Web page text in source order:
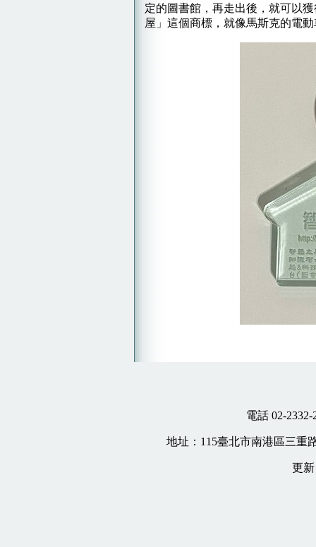
定的圖書館，再走出後，就可以
屋」這個商標，就像馬斯克的電
電話 02-
地址： 115臺北市南港區三重
更新